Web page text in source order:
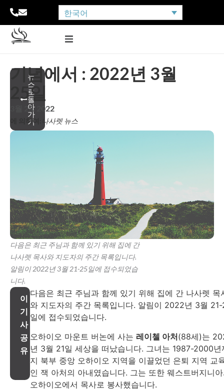
한국어
뉴
스
로
돌
아
가
기
기념에서 : 2022년 3월
25일
3월 25, 2022
에 의하여: 나사렛 뉴스
다음은 최근 주님과 함께 있기 위해 집에 간
나사렛 목사와 지도자의 주간 목록입니다.
알림이 2022년 3월 21-25일에 접수되었습
니다.
이
기
사
공
유
다음은 최근 주님과 함께 있기 위해 집에 간 나사렛 목
와 지도자의 주간 목록입니다. 알림이 2022년 3월
일에 접수되었습니다.
오하이오 마운트 버논에 사는 레이첼 아처(88세)는
년 3월 21일 세상을 떠났습니다. 그녀는 1987-2000년
지 북부 중앙 오하이오 지역을 이끌었던 은퇴 지역 교
인 잭 아처의 아내였습니다. 그는 또한 웨스트버지니
오하이오에서 목사로 봉사했습니다.